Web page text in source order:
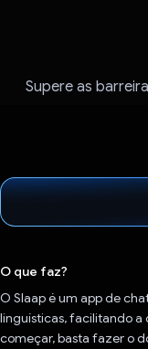
Supere as
O que faz?
O Slaap é um app de
linguísticas, facilitando a
começar, basta fazer o